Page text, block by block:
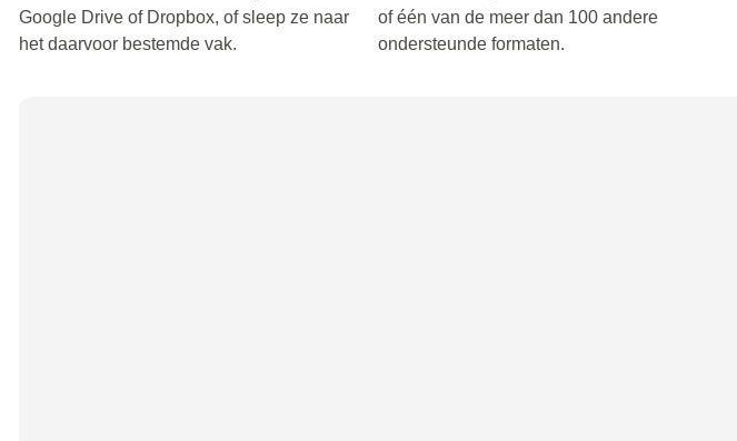
Google Drive of Dropbox, of sleep ze naar
het daarvoor bestemde vak.
of één van de meer dan 100 andere
ondersteunde formaten.